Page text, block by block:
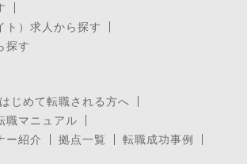
ト）求人から探す
探す
はじめて転職される方へ
職マニュアル
ー紹介
拠点一覧
転職成功事例